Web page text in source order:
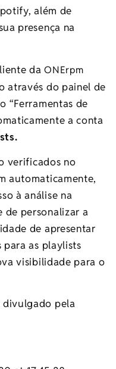
além de
presença na
daONErpm
através do painel de
“Ferramentas de
a conta
verificados no
automaticamente,
à análise na
de personalizar a
de apresentar
para as playlists
visibilidade para o
pela